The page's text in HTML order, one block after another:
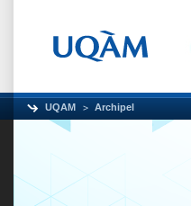
UQAM Archipel